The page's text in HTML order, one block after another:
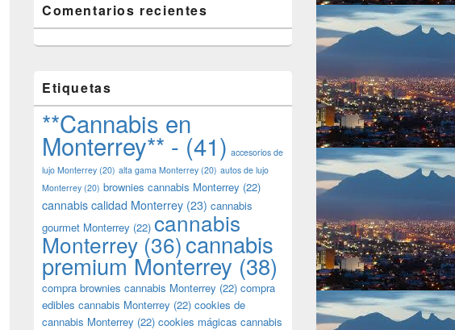
Comentarios recientes
Etiquetas
**Cannabis en
Monterrey** - (41) accesorios de
lujo Monterrey (20) alta gama Monterrey (20) autos de lujo
Monterrey (20) brownies cannabis Monterrey (22)
cannabis calidad Monterrey (23) cannabis
gourmet Monterrey (22) cannabis
Monterrey (36)cannabis
premium Monterrey (38)
compra brownies cannabis Monterrey (22) compra
edibles cannabis Monterrey (22) cookies de
cannabis Monterrey (22) cookies mágicas cannabis